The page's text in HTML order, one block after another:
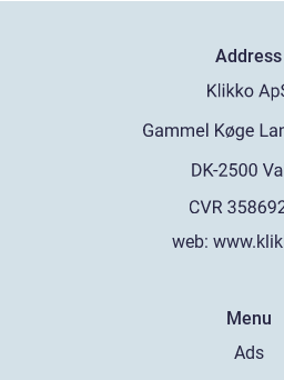
Address
web:
Menu
Ads